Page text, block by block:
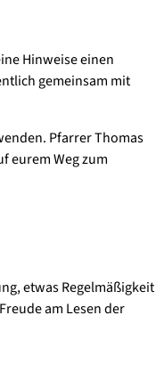
Hinweise einen
gemeinsam mit
Pfarrer Thomas
eurem Weg zum
etwas Regelmäßigkeit
am Lesen der